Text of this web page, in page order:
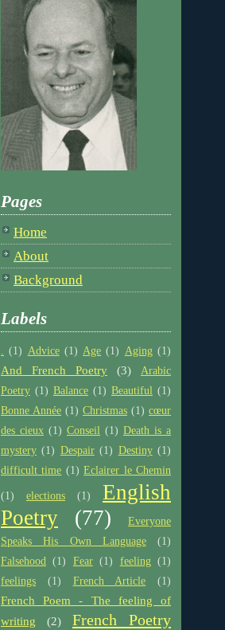
Pages
Home
About
Background
Labels
(1) Advice (1) Age (1) Aging (1)
And French Poetry (3)
Arabic
Poetry (1) Balance (1) Beautiful (1)
Bonne Année (1) Christmas (1) cœur
des cieux (1) Conseil (1) Death is a
mystery (1) Despair (1) Destiny (1)
difficult time (1) Eclairer le Chemin
(1) elections (1)
English
Poetry
(77)
Everyone
Speaks His Own Language
(1)
Falsehood
(1) Fear (1) feeling
(1)
feelings
(1) French Article (1)
French Poem - The feeling of
writing
(2)
French Poetry